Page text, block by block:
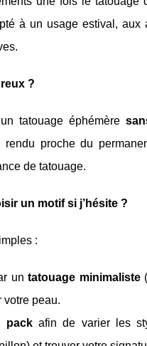
à un usage estival, aux
?
tatouage éphémère
rendu proche du
de tatouage.
un motif si j’hésite ?
:
untatouage minimaliste
votre peau.
packafin de varier les